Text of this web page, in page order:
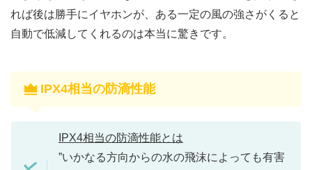
れば後は勝手にイヤホンが、ある一定の風の強さがくると
自動で低減してくれるのは本当に驚きです。
IPX4相当の防滴性能
IPX4相当の防滴性能とは
”いかなる方向からの水の飛沫によっても有害